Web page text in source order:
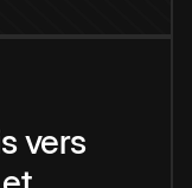
vers